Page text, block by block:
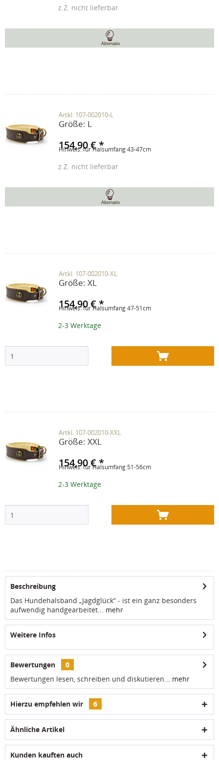
z.Z. nicht lieferbar
Alternativ
Artkl. 107-002010-L
Hinweis: für Halsumfang 43-47cm
Größe: L
z.Z. nicht lieferbar
Alternativ
154,90 € *
Artkl. 107-002010-XL
Hinweis: für Halsumfang 47-51cm
Größe: XL
2-3 Werktage
154,90 € *
Artkl. 107-002010-XXL
Hinweis: für Halsumfang 51-56cm
Größe: XXL
2-3 Werktage
154,90 € *
Beschreibung
Das Hundehalsband „Jagdglück“ - ist ein ganz besonders
aufwendig handgearbeitet... mehr
Weitere Infos
Bewertungen
0
Bewertungen lesen, schreiben und diskutieren... mehr
Hierzu empfehlen wir 6
Ähnliche Artikel
Kunden kauften auch